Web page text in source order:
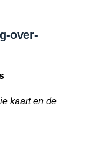
over-
kaart en de